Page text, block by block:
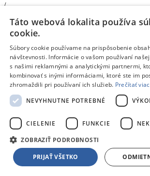
/
Akumulátorové vysávače
BRAVO B4965
Možnosti vysávania: Na suché aj mokré
nádoby na prach: 0.5 l •Výstupný filter :
Cyklónové vysávanie : áno •Doba prevádzky
Doprava zdarma
Skladom 5 a viac kusov
V 2 predajniach skladomuž dnes, 10.08.u
71,99 €
Pridať do košíka
Porovnať
187512
Táto webová lokalita používa
cookie.
Súbory cookie používame na prispôsobenie
návštevnosti. Informácie o vašom používaní
s našimi reklamnými a analytickými partnermi,
kombinovať s inými informáciami, ktoré ste im
zhromaždili pri používaní ich služieb. Prečítať viac
NEVYHNUTNE POTREBNÉ
CIELENIE FUNKCIE
ZOBRAZIŤ PODROBNOSTI
PRIJAŤ VŠETKO